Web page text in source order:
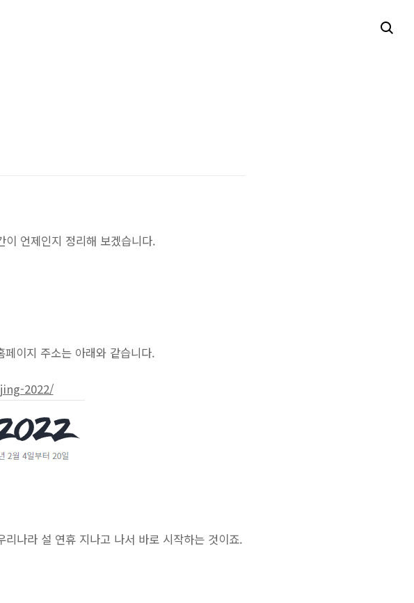
언제인지 정리해 보겠습니다.
이지 주소는 아래와 같습니다.
2022/
나라 설 연휴 지나고 나서 바로 시작하는 것이죠.